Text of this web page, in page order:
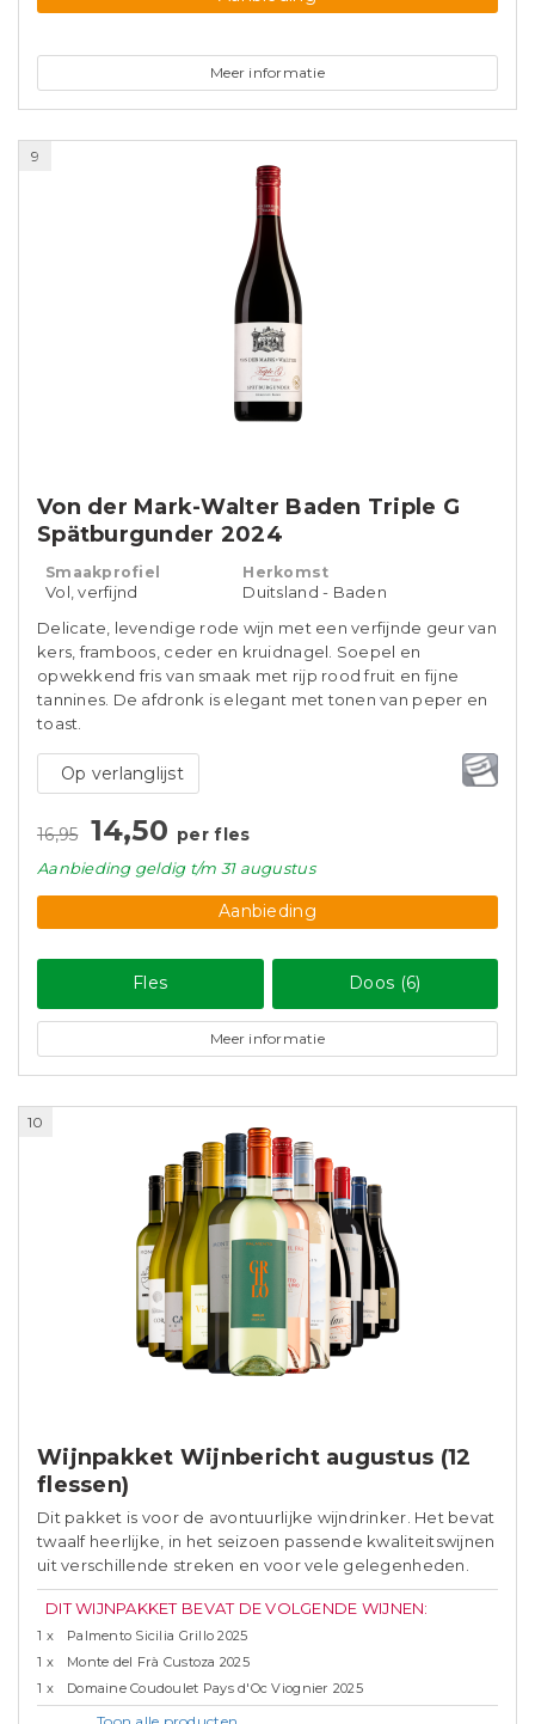
Meer informatie
9
Von der Mark-Walter Baden Triple G
Spätburgunder 2024
Smaakprofiel
Vol, verfijnd
Herkomst
Duitsland - Baden
Delicate, levendige rode wijn met een verfijnde geur van
kers, framboos, ceder en kruidnagel. Soepel en
opwekkend fris van smaak met rijp rood fruit en fijne
tannines. De afdronk is elegant met tonen van peper en
toast.
Op verlanglijst
16,95 14,50 per fles
Aanbieding geldigt/m 31 augustus
Aanbieding
Fles Doos (6)
Meer informatie
10
Wijnpakket Wijnbericht augustus (12
flessen)
Dit pakket is voor de avontuurlijke wijndrinker. Het bevat
twaalf heerlijke, in het seizoen passende kwaliteitswijnen
uit verschillende streken en voor vele gelegenheden.
DIT WIJNPAKKET BEVAT DE VOLGENDE WIJNEN:
1 x
Palmento Sicilia Grillo 2025
1 x
Monte del Frà Custoza 2025
1 x
Domaine Coudoulet Pays d'Oc Viognier 2025